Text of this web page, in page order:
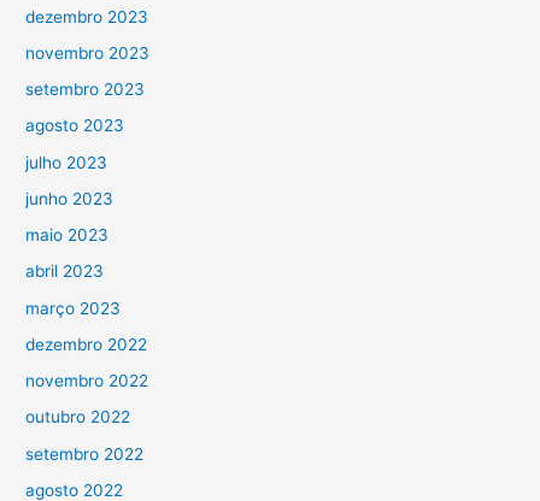
dezembro 2023
novembro 2023
setembro 2023
agosto 2023
julho 2023
junho 2023
maio 2023
abril 2023
março 2023
dezembro 2022
novembro 2022
outubro 2022
setembro 2022
agosto 2022